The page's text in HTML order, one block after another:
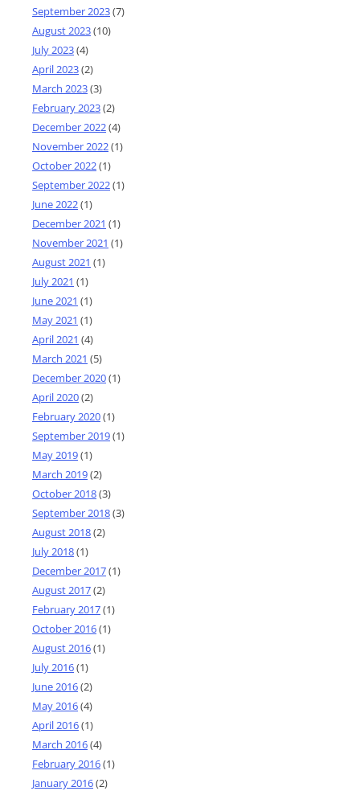
September 2023(7)
August 2023(10)
July 2023(4)
April 2023(2)
March 2023(3)
February 2023(2)
December 2022(4)
November 2022(1)
October 2022(1)
September 2022(1)
June 2022(1)
December 2021 (1)
November 2021 (1)
August 2021 (1)
July 2021 (1)
June 2021 (1)
May 2021 (1)
April 2021 (4)
March 2021 (5)
December 2020(1)
April 2020(2)
February 2020(1)
September 2019(1)
May 2019(1)
March 2019(2)
October 2018(3)
September 2018(3)
August 2018(2)
July 2018(1)
December 2017(1)
August 2017(2)
February 2017(1)
October 2016(1)
August 2016(1)
July 2016(1)
June 2016(2)
May 2016(4)
April 2016(1)
March 2016(4)
February 2016(1)
January 2016(2)